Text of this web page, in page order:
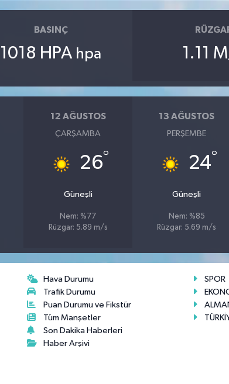
BASINÇ
1018 HPA hpa 1.11
12 AĞUSTOS
ÇARŞAMBA
26°
Güneşli
Nem: %77
Rüzgar: 5.89 m/s
13 AĞUSTOS
PERŞEMBE
24°
Güneşli
Nem: %85
Rüzgar: 5.69 m/s
Hava Durumu
Trafik Durumu
Puan Durumu ve Fikstür
Tüm Manşetler
Son Dakika Haberleri
Haber Arşivi
SPOR